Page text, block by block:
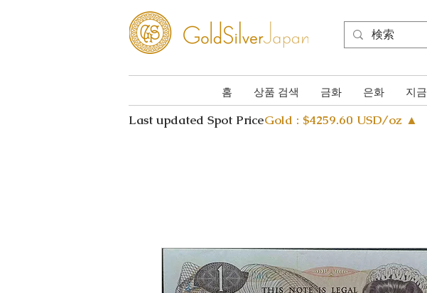
홈 상품 검색 금화 은화 지금
Last updated Spot PriceGold : $4259.60 USD/oz ▲